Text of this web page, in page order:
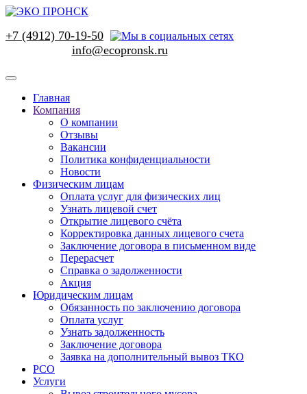
+7 (4912) 70-19-50
Главная
Компания
О компании
Отзывы
Вакансии
Политика конфиденциальности
Новости
Физическим лицам
Оплата услуг для физических лиц
Узнать лицевой счет
Открытие лицевого счёта
Корректировка данных лицевого счета
Заключение договора в письменном виде
Перерасчет
Справка о задолженности
Акция
Юридическим лицам
Обязанность по заключению договора
Оплата услуг
Узнать задолженность
Заключение договора
Заявка на дополнительный вывоз ТКО
РСО
Услуги